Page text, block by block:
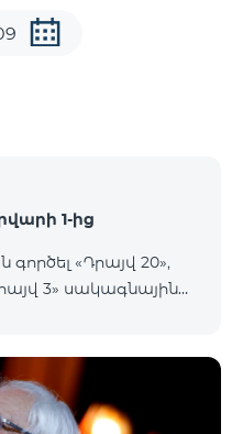
1-ից
գործել «Դրայվ 20»,
3» սակագնային
աղյուսակի․ Հին